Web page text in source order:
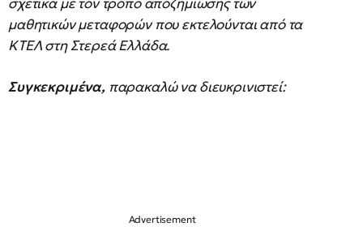
μαθητικών μεταφορών που εκτελούνται από τα
ΚΤΕΛ στη Στερεά Ελλάδα.
Συγκεκριμένα, παρακαλώ να διευκρινιστεί: